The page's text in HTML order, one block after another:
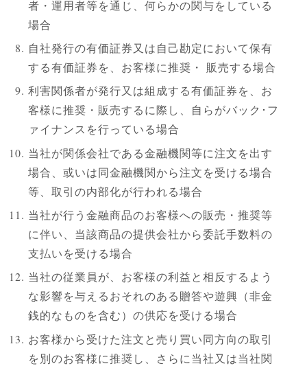
者・運用者等を通じ、何らかの関与をしている
場合
自社発行の有価証券又は自己勘定において保有
する有価証券を、お客様に推奨・ 販売する場合
利害関係者が発行又は組成する有価証券を、お
客様に推奨・販売するに際し、自らがバック･フ
ァイナンスを行っている場合
当社が関係会社である金融機関等に注文を出す
場合、或いは同金融機関から注文を受ける場合
等、取引の内部化が行われる場合
当社が行う金融商品のお客様への販売・推奨等
に伴い、当該商品の提供会社から委託手数料の
支払いを受ける場合
当社の従業員が、お客様の利益と相反するよう
な影響を与えるおそれのある贈答や遊興（非金
銭的なものを含む）の供応を受ける場合
お客様から受けた注文と売り買い同方向の取引
を別のお客様に推奨し、さらに当社又は当社関